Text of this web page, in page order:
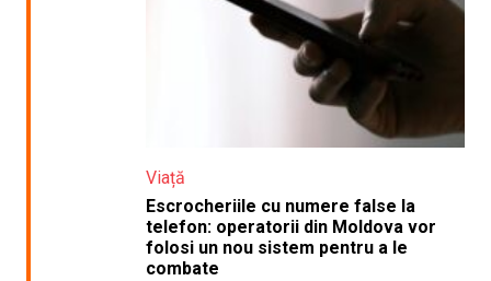
Viață
Escrocheriile cu numere false la
telefon: operatorii din Moldova vor
folosi un nou sistem pentru a le
combate